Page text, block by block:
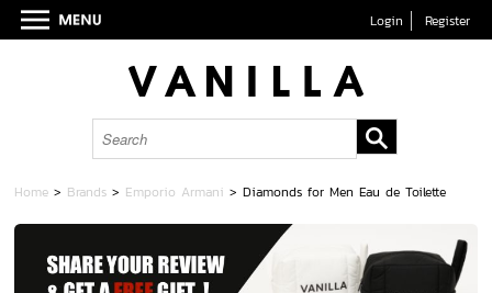
Login Register
Home > Brands > Emporio Armani >Diamonds for Men Eau de Toilette